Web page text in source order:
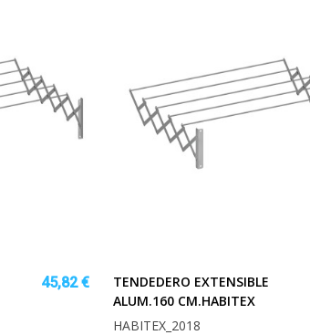
45,82 €
TENDEDERO EXTENSIBLE
ALUM.160 CM.HABITEX
HABITEX_2018